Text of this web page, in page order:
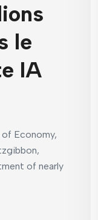
le
IA
Economy,
of nearly